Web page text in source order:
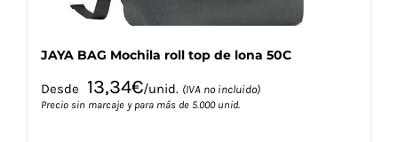
JAYA BAG Mochila roll top de lona 50C
Desde 13,34€/unid. (IVA no incluido)
Precio sin marcaje y para más de 5.000 unid.